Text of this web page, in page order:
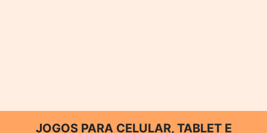
JOGOS PARA CELULAR, TABLET E